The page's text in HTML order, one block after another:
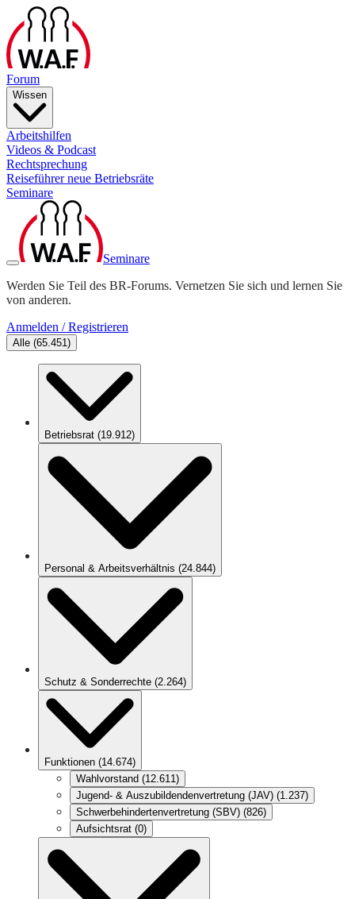
Forum
Wissen
Arbeitshilfen
Videos & Podcast
Rechtsprechung
Reiseführer neue Betriebsräte
Seminare
Seminare
Werden Sie Teil des BR-Forums. Vernetzen Sie sich und lernen Sie
von anderen.
Anmelden / Registrieren
Alle (65.451)
Betriebsrat (19.912)
Personal & Arbeitsverhältnis (24.844)
Schutz & Sonderrechte (2.264)
Funktionen (14.674)
Wahlvorstand (12.611)
Jugend- & Auszubildendenvertretung (JAV) (1.237)
Schwerbehindertenvertretung (SBV) (826)
Aufsichtsrat (0)